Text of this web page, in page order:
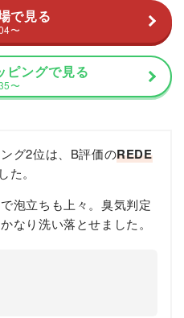
で見る
〜
ングで見る
〜
グ2位は、B評価のREDE
た。
泡立ちも上々。臭気判定
なり洗い落とせました。